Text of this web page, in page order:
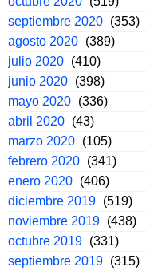
septiembre 2020 (353)
agosto 2020 (389)
julio 2020 (410)
junio 2020 (398)
mayo 2020 (336)
abril 2020 (43)
marzo 2020 (105)
febrero 2020 (341)
enero 2020 (406)
diciembre 2019 (519)
noviembre 2019 (438)
octubre 2019 (331)
septiembre 2019 (315)